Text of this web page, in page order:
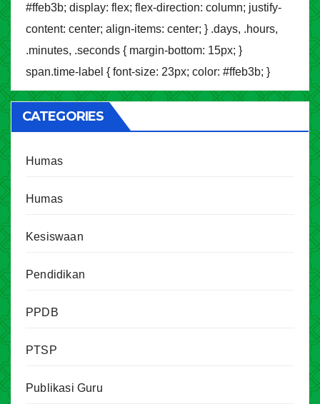
#ffeb3b; display: flex; flex-direction: column; justify-
content: center; align-items: center; } .days, .hours,
.minutes, .seconds { margin-bottom: 15px; }
span.time-label { font-size: 23px; color: #ffeb3b; }
CATEGORIES
Humas
Humas
Kesiswaan
Pendidikan
PPDB
PTSP
Publikasi Guru